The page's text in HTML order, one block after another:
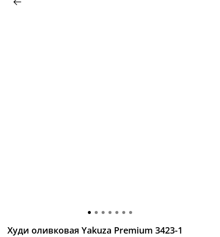
Худи оливковая Yakuza Premium 3423-1